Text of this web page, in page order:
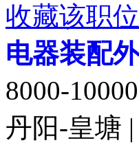
收藏该职位
电器装配
8000-
丹阳-皇塘